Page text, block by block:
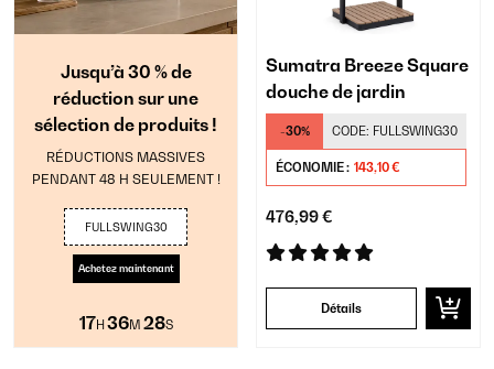
Jusqu’à 30 % de
réduction sur une
sélection de produits !
RÉDUCTIONS MASSIVES
PENDANT 48 H SEULEMENT !
FULLSWING30
Achetez maintenant
17H 36M 27S
Sumatra Breeze Square
douche de jardin
-30% CODE: FULLSWING30
ÉCONOMIE : 143,10 €
476,99 €
Détails